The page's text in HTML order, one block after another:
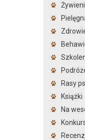
Rasy
Książki
Na